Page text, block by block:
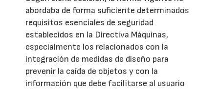
abordaba de forma suficiente determinados
requisitos esenciales de seguridad
establecidos en la Directiva Máquinas,
especialmente los relacionados con la
integración de medidas de diseño para
prevenir la caída de objetos y con la
información que debe facilitarse al usuario